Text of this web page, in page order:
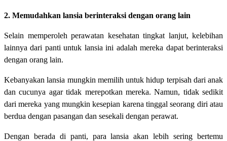
2. Memudahkan lansia berinteraksi dengan orang lain
Selain memperoleh perawatan kesehatan tingkat lanjut, kelebihan
lainnya dari panti untuk lansia ini adalah mereka dapat berinteraksi
dengan orang lain.
Kebanyakan lansia mungkin memilih untuk hidup terpisah dari anak
dan cucunya agar tidak merepotkan mereka. Namun, tidak sedikit
dari mereka yang mungkin kesepian karena tinggal seorang diri atau
berdua dengan pasangan dan sesekali dengan perawat.
Dengan berada di panti, para lansia akan lebih sering bertemu